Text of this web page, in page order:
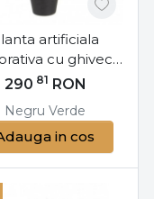
artificiala
cu ghiveci,
cm, Dracaena
290 81 RON
Negru Verde
in cos